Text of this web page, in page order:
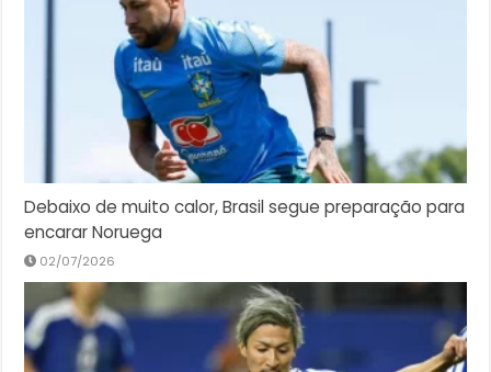
Debaixo de muito calor, Brasil segue preparação para
encarar Noruega
02/07/2026